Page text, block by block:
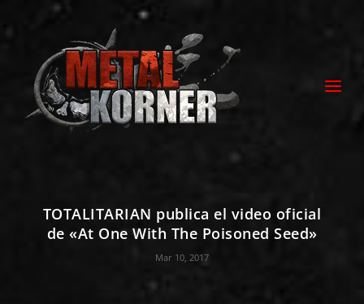
TOTALITARIAN publica el video oficial
de «At One With The Poisoned Seed»
Mar 10, 2017